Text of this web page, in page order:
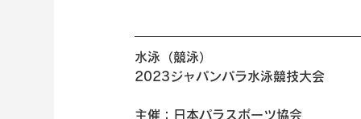
水泳（競泳）
2023ジャパンパラ水泳競技大会
主催：日本パラスポーツ協会